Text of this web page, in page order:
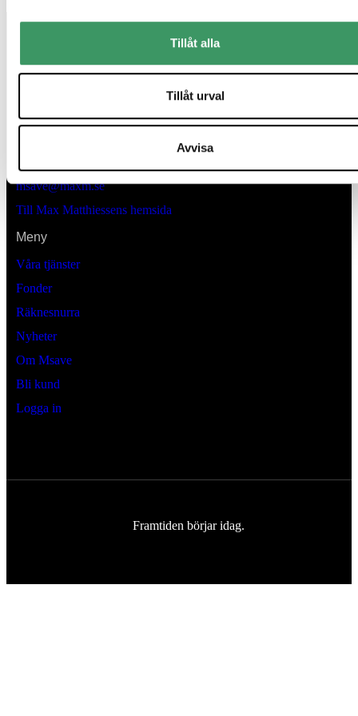
Tillåt alla
Tillåt urval
Avvisa
msave@maxm.se
Till Max Matthiessens hemsida
Meny
Våra tjänster
Fonder
Räknesnurra
Nyheter
Om Msave
Bli kund
Logga in
Framtiden börjar idag.